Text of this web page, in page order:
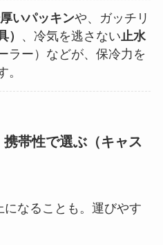
いパッキンや、ガッチリ
） 、冷気を逃さない止水
ラー）などが、保冷力を
。
帯性で選ぶ（キャス
なることも。運びやす